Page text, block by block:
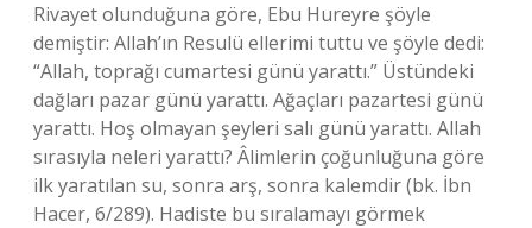
Rivayet olunduğuna göre, Ebu Hureyre şöyle
demiştir: Allah’ın Resulü ellerimi tuttu ve şöyle dedi:
“Allah, toprağı cumartesi günü yarattı.” Üstündeki
dağları pazar günü yarattı. Ağaçları pazartesi günü
yarattı. Hoş olmayan şeyleri salı günü yarattı. Allah
sırasıyla neleri yarattı? Âlimlerin çoğunluğuna göre
ilk yaratılan su, sonra arş, sonra kalemdir (bk. İbn
Hacer, 6/289). Hadiste bu sıralamayı görmek